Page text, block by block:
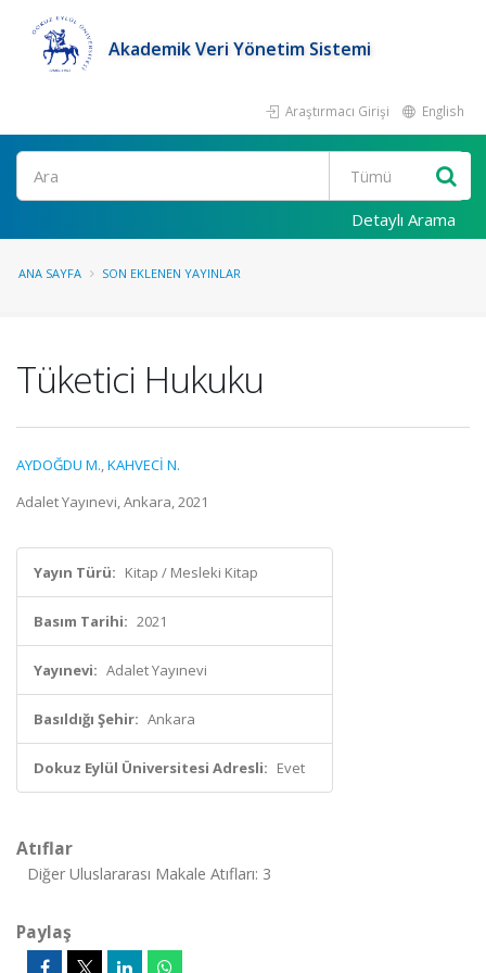
Akademik Veri Yönetim Sistemi
Araştırmacı Girişi English
Ara
Detaylı Arama
ANA SAYFA SON EKLENEN YAYINLAR
Tüketici Hukuku
AYDOĞDU M.,KAHVECİ N.
Adalet Yayınevi, Ankara, 2021
Yayın Türü: Kitap / Mesleki Kitap
Basım Tarihi: 2021
Yayınevi: Adalet Yayınevi
Basıldığı Şehir: Ankara
Dokuz Eylül Üniversitesi Adresli: Evet
Atıflar
Diğer Uluslararası Makale Atıfları: 3
Paylaş